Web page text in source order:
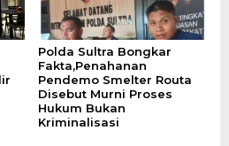
Polda Sultra Bongkar
Fakta,Penahanan
Pendemo Smelter Routa
Disebut Murni Proses
Hukum Bukan
Kriminalisasi